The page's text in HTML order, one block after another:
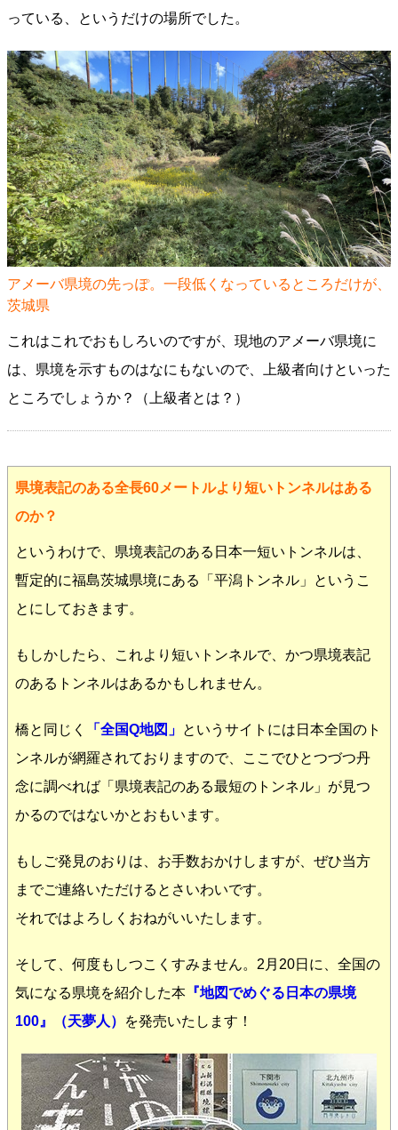
っている、というだけの場所でした。
アメーバ県境の先っぽ。一段低くなっているところだけが、
茨城県
これはこれでおもしろいのですが、現地のアメーバ県境に
は、県境を示すものはなにもないので、上級者向けといった
ところでしょうか？（上級者とは？）
県境表記のある全長60メートルより短いトンネルはある
のか？
というわけで、県境表記のある日本一短いトンネルは、
暫定的に福島茨城県境にある「平潟トンネル」というこ
とにしておきます。
もしかしたら、これより短いトンネルで、かつ県境表記
のあるトンネルはあるかもしれません。
橋と同じく 「全国Q地図」 というサイトには日本全国のト
ンネルが網羅されておりますので、ここでひとつづつ丹
念に調べれば「県境表記のある最短のトンネル」が見つ
かるのではないかとおもいます。
もしご発見のおりは、お手数おかけしますが、ぜひ当方
までご連絡いただけるとさいわいです。
それではよろしくおねがいいたします。
そして、何度もしつこくすみません。2月20日に、全国の
気になる県境を紹介した本 『地図でめぐる日本の県境
100』（天夢人）
を発売いたします！